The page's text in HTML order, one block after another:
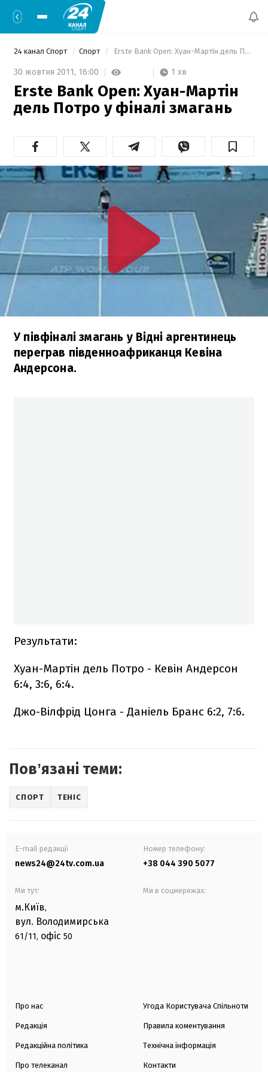
24 канал Спорт Спорт Erste Bank Open: Хуан-Мартін дель Потро у фіналі змагань
30 жовтня 2011, 16:00 1 хв
Erste Bank Open: Хуан-Мартін
дель Потро у фіналі змагань
У півфіналі змагань у Відні аргентинець
переграв південноафриканця Кевіна
Андерсона.
Результати:
Хуан-Мартін дель Потро - Кевін Андерсон
6:4, 3:6, 6:4.
Джо-Вілфрід Цонга - Даніель Бранс 6:2, 7:6.
Повʼязані теми:
СПОРТ ТЕНІС
E-mail редакції
news24@24tv.com.ua
Номер телефону:
+38 044 390 5077
Ми тут:
м.Київ,
вул. Володимирська
61/11, офіс 50
Ми в соцмережах:
Про нас
Редакція
Редакційна політика
Про телеканал
Угода Користувача Спільноти
Правила коментування
Технічна інформація
Контакти